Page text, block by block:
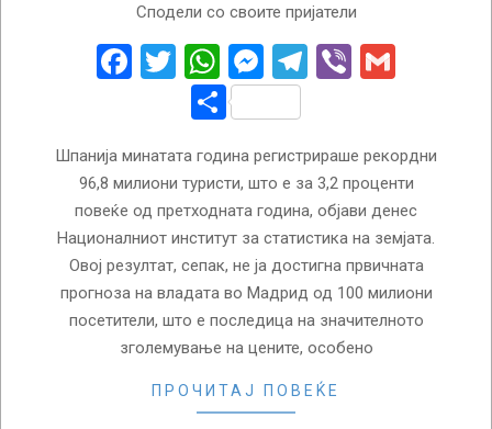
Сподели со своите пријатели
Facebook
Twitter
WhatsApp
Messenger
Telegram
Viber
Share
Шпанија минатата година регистрираше рекордни
96,8 милиони туристи, што е за 3,2 проценти
повеќе од претходната година, објави денес
Националниот институт за статистика на земјата.
Овој резултат, сепак, не ја достигна првичната
прогноза на владата во Мадрид од 100 милиони
посетители, што е последица на значителното
зголемување на цените, особено
ПРОЧИТАЈ ПОВЕЌЕ